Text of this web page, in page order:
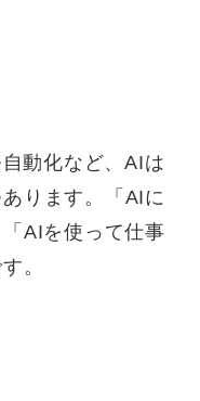
動化など、AIは
ります。「AIに
AIを使って仕事
。